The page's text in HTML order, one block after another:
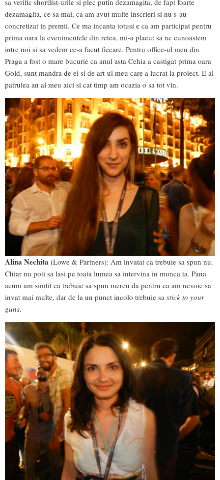
sa verific shortlist-urile si plec putin dezamagita, de fapt foarte
dezamagita, ce sa mai, ca am avut multe inscrieri si nu s-au
concretizat in premii. Ce ma incanta totusi e ca am participat pentru
prima oara la evenimentele din retea, mi-a placut sa ne cunoastem
intre noi si sa vedem ce-a facut fiecare. Pentru office-ul meu din
Praga a fost o mare bucurie ca anul asta Cehia a castigat prima oara
Gold, sunt mandra de ei si de art-ul meu care a lucrat la proiect. E al
patrulea an al meu aici si cat timp am ocazia o sa tot vin.
Alina Nechita (Lowe & Partners): Am invatat ca trebuie sa spun nu.
Chiar nu poti sa lasi pe toata lumea sa intervina in munca ta. Pana
acum am simtit ca trebuie sa spun mereu da pentru ca am nevoie sa
invat mai multe, dar de la un punct incolo trebuie sa stick to your
guns.